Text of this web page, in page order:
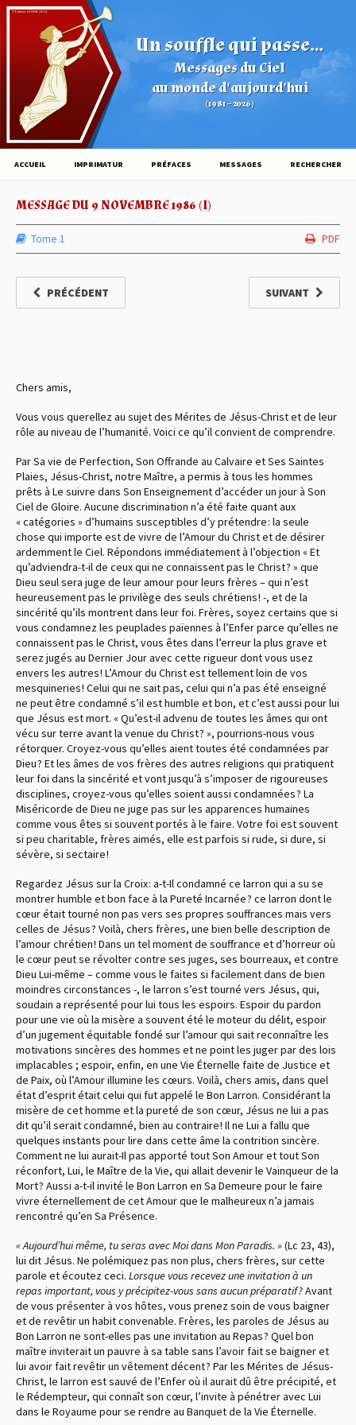
Un souffle qui passe...
Messages du Ciel
au monde d'aujourd'hui
(1981 – 2026)
© Éditions HOVINE (2026)
ACCUEIL IMPRIMATUR PRÉFACES MESSAGES RECHERCHER
MESSAGE DU 9 NOVEMBRE 1986 (I)
Tome 1 PDF
PRÉCÉDENT SUIVANT
Chers amis,
Vous vous querellez au sujet des Mérites de Jésus-Christ et de leur
rôle au niveau de l’humanité. Voici ce qu’il convient de comprendre.
Par Sa vie de Perfection, Son Offrande au Calvaire et Ses Saintes
Plaies, Jésus-Christ, notre Maître, a permis à tous les hommes
prêts à Le suivre dans Son Enseignement d’accéder un jour à Son
Ciel de Gloire. Aucune discrimination n’a été faite quant aux
« catégories » d’humains susceptibles d’y prétendre : la seule
chose qui importe est de vivre de l’Amour du Christ et de désirer
ardemment le Ciel. Répondons immédiatement à l’objection « Et
qu’adviendra-t-il de ceux qui ne connaissent pas le Christ ? » que
Dieu seul sera juge de leur amour pour leurs frères – qui n’est
heureusement pas le privilège des seuls chrétiens ! -, et de la
sincérité qu’ils montrent dans leur foi. Frères, soyez certains que si
vous condamnez les peuplades païennes à l’Enfer parce qu’elles ne
connaissent pas le Christ, vous êtes dans l’erreur la plus grave et
serez jugés au Dernier Jour avec cette rigueur dont vous usez
envers les autres ! L’Amour du Christ est tellement loin de vos
mesquineries ! Celui qui ne sait pas, celui qui n’a pas été enseigné
ne peut être condamné s’il est humble et bon, et c’est aussi pour lui
que Jésus est mort. « Qu’est-il advenu de toutes les âmes qui ont
vécu sur terre avant la venue du Christ ? », pourrions-nous vous
rétorquer. Croyez-vous qu’elles aient toutes été condamnées par
Dieu ? Et les âmes de vos frères des autres religions qui pratiquent
leur foi dans la sincérité et vont jusqu’à s’imposer de rigoureuses
disciplines, croyez-vous qu’elles soient aussi condamnées ? La
Miséricorde de Dieu ne juge pas sur les apparences humaines
comme vous êtes si souvent portés à le faire. Votre foi est souvent
si peu charitable, frères aimés, elle est parfois si rude, si dure, si
sévère, si sectaire !
Regardez Jésus sur la Croix : a-t-Il condamné ce larron qui a su se
montrer humble et bon face à la Pureté Incarnée ? ce larron dont le
cœur était tourné non pas vers ses propres souffrances mais vers
celles de Jésus ? Voilà, chers frères, une bien belle description de
l’amour chrétien ! Dans un tel moment de souffrance et d’horreur où
le cœur peut se révolter contre ses juges, ses bourreaux, et contre
Dieu Lui-même – comme vous le faites si facilement dans de bien
moindres circonstances -, le larron s’est tourné vers Jésus, qui,
soudain a représenté pour lui tous les espoirs. Espoir du pardon
pour une vie où la misère a souvent été le moteur du délit, espoir
d’un jugement équitable fondé sur l’amour qui sait reconnaître les
motivations sincères des hommes et ne point les juger par des lois
implacables ; espoir, enfin, en une Vie Éternelle faite de Justice et
de Paix, où l’Amour illumine les cœurs. Voilà, chers amis, dans quel
état d’esprit était celui qui fut appelé le Bon Larron. Considérant la
misère de cet homme et la pureté de son cœur, Jésus ne lui a pas
dit qu’il serait condamné, bien au contraire ! Il ne Lui a fallu que
quelques instants pour lire dans cette âme la contrition sincère.
Comment ne lui aurait-Il pas apporté tout Son Amour et tout Son
réconfort, Lui, le Maître de la Vie, qui allait devenir le Vainqueur de la
Mort ? Aussi a-t-il invité le Bon Larron en Sa Demeure pour le faire
vivre éternellement de cet Amour que le malheureux n’a jamais
rencontré qu’en Sa Présence.
« Aujourd’hui même, tu seras avec Moi dans Mon Paradis. »(Lc 23, 43),
lui dit Jésus. Ne polémiquez pas non plus, chers frères, sur cette
parole et écoutez ceci. Lorsque vous recevez une invitation à un
repas important, vous y précipitez-vous sans aucun préparatif ?Avant
de vous présenter à vos hôtes, vous prenez soin de vous baigner
et de revêtir un habit convenable. Frères, les paroles de Jésus au
Bon Larron ne sont-elles pas une invitation au Repas ? Quel bon
maître inviterait un pauvre à sa table sans l’avoir fait se baigner et
lui avoir fait revêtir un vêtement décent ? Par les Mérites de Jésus-
Christ, le larron est sauvé de l’Enfer où il aurait dû être précipité, et
le Rédempteur, qui connaît son cœur, l’invite à pénétrer avec Lui
dans le Royaume pour se rendre au Banquet de la Vie Éternelle.